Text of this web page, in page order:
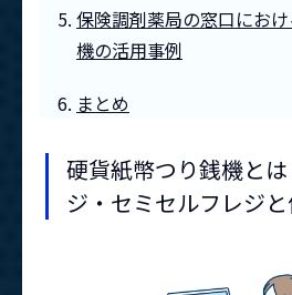
保険調剤薬局の窓口にお
機の活用事例
まとめ
硬貨紙幣つり銭機と
ジ・セミセルフレジ